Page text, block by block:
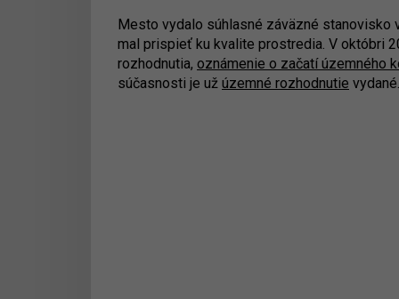
Mesto vydalo súhlasné záväzné stanovisko
mal prispieť ku kvalite prostredia. V októbri
rozhodnutia, oznámenie o začatí územného
súčasnosti je už územné rozhodnutie vydané.